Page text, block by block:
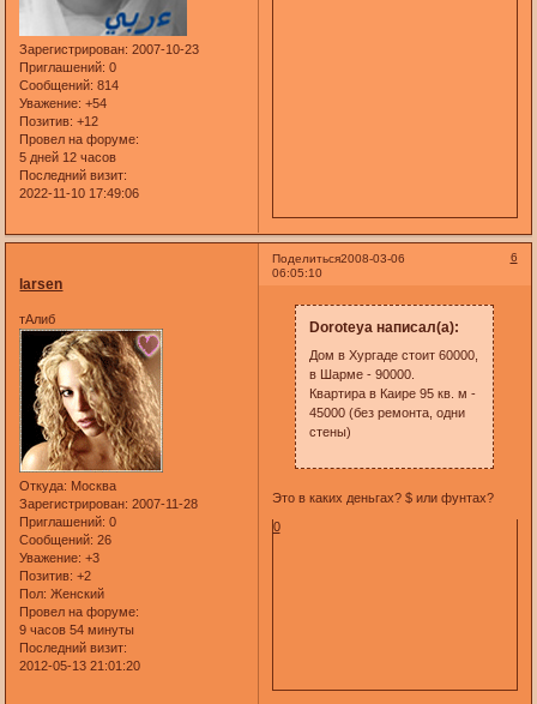
Зарегистрирован: 2007-10-23
Приглашений: 0
Сообщений: 814
Уважение: +54
Позитив: +12
Провел на форуме:
5 дней 12 часов
Последний визит:
2022-11-10 17:49:06
Поделиться 6
2008-03-06
06:05:10
larsen
тАлиб
Откуда: Москва
Зарегистрирован: 2007-11-28
Приглашений: 0
Сообщений: 26
Уважение: +3
Позитив: +2
Пол: Женский
Провел на форуме:
9 часов 54 минуты
Последний визит:
2012-05-13 21:01:20
Doroteya написал(а):
Дом в Хургаде стоит 60000,
в Шарме - 90000.
Квартира в Каире 95 кв. м -
45000 (без ремонта, одни
стены)
Это в каких деньгах? $ или фунтах?
0